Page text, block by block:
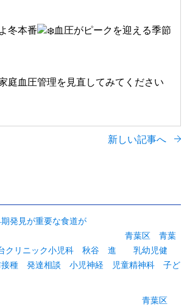
冬本番 血圧がピークを迎える季節
庭血圧管理を見直してみてください
新しい記事へ
発見が重要な食道が
葉区 青葉
リニック小児科 秋谷 進 乳幼児健
種 発達相談 小児神経 児童精神科 子ど
熱中症 青葉区